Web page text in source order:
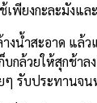
เพียงกะละมังแล
งน้ำสะอาด แล้
บกล้วยให้สุกช้าล
ๆ รับประทานจ